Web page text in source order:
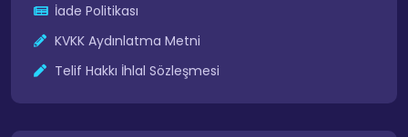
İade Politikası
KVKK Aydınlatma Metni
Telif Hakkı İhlal Sözleşmesi